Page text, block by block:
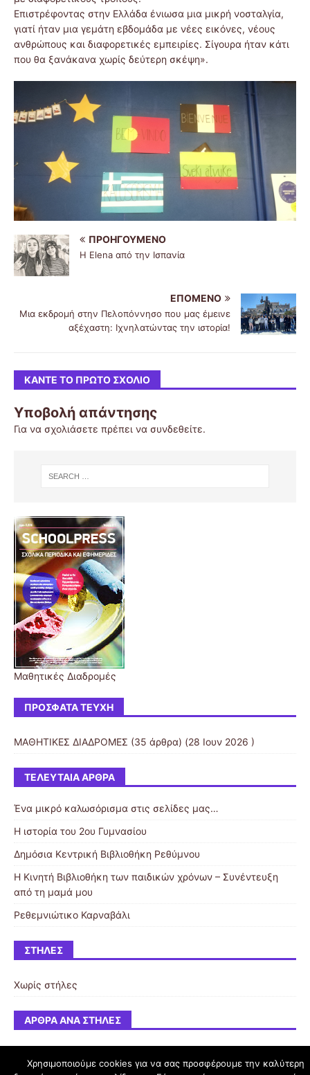
Επιστρέφοντας στην Ελλάδα ένιωσα μια μικρή νοσταλγία,
γιατί ήταν μια γεμάτη εβδομάδα με νέες εικόνες, νέους
ανθρώπους και διαφορετικές εμπειρίες. Σίγουρα ήταν κάτι
που θα ξανάκανα χωρίς δεύτερη σκέψη».
ΠΡΟΗΓΟΎΜΕΝΟ
Η Elena από την Ισπανία
ΕΠΌΜΕΝΟ
Μια εκδρομή στην Πελοπόννησο που μας έμεινε
αξέχαστη: Ιχνηλατώντας την ιστορία!
ΚΆΝΤΕ ΤΟ ΠΡΏΤΟ ΣΧΌΛΙΟ
Υποβολή απάντησης
Για να σχολιάσετε πρέπει να συνδεθείτε.
Μαθητικές Διαδρομές
ΠΡΌΣΦΑΤΑ ΤΕΎΧΗ
ΜΑΘΗΤΙΚΕΣ ΔΙΑΔΡΟΜΕΣ (35 άρθρα) (28 Ιουν 2026 )
ΤΕΛΕΥΤΑΊΑ ΆΡΘΡΑ
Ένα μικρό καλωσόρισμα στις σελίδες μας…
Η ιστορία του 2ου Γυμνασίου
Δημόσια Κεντρική Βιβλιοθήκη Ρεθύμνου
Η Κινητή Βιβλιοθήκη των παιδικών χρόνων – Συνέντευξη
από τη μαμά μου
Ρεθεμνιώτικο Καρναβάλι
ΣΤΉΛΕΣ
Χωρίς στήλες
ΆΡΘΡΑ ΑΝΆ ΣΤΉΛΕΣ
Χρησιμοποιούμε cookies για να σας προσφέρουμε την καλύτερη